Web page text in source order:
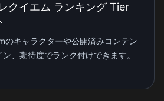
クイエム ランキング Tier
のキャラクターや公開済みコンテン
、期待度でランク付けできます。